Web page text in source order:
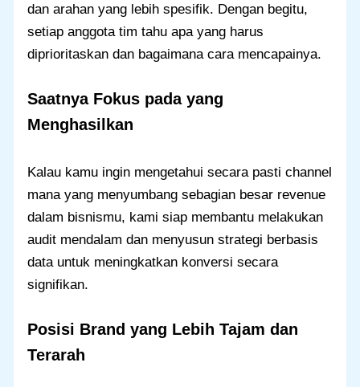
dan arahan yang lebih spesifik. Dengan begitu,
setiap anggota tim tahu apa yang harus
diprioritaskan dan bagaimana cara mencapainya.
Saatnya Fokus pada yang
Menghasilkan
Kalau kamu ingin mengetahui secara pasti channel
mana yang menyumbang sebagian besar revenue
dalam bisnismu, kami siap membantu melakukan
audit mendalam dan menyusun strategi berbasis
data untuk meningkatkan konversi secara
signifikan.
Posisi Brand yang Lebih Tajam dan
Terarah